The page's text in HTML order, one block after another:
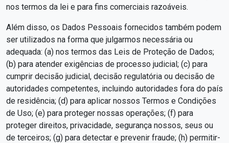
nos termos da lei e para fins comerciais razoáveis.
Além disso, os Dados Pessoais fornecidos também podem
ser utilizados na forma que julgarmos necessária ou
adequada: (a) nos termos das Leis de Proteção de Dados;
(b) para atender exigências de processo judicial; (c) para
cumprir decisão judicial, decisão regulatória ou decisão de
autoridades competentes, incluindo autoridades fora do país
de residência; (d) para aplicar nossos Termos e Condições
de Uso; (e) para proteger nossas operações; (f) para
proteger direitos, privacidade, segurança nossos, seus ou
de terceiros; (g) para detectar e prevenir fraude; (h) permitir-